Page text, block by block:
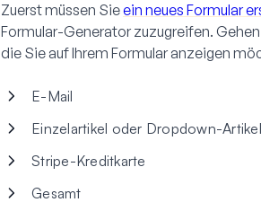
Zuerst müssen Sieein neues Formular
Formular-Generator zuzugreifen.
die Sie auf Ihrem Formular anzeigen
E-Mail
Einzelartikel oder Dropdown-Artikel
Stripe-Kreditkarte
Gesamt